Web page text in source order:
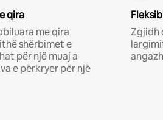
qira
me qira
shërbimet e
për një muaj a
e përkryer për një
Zgjidh